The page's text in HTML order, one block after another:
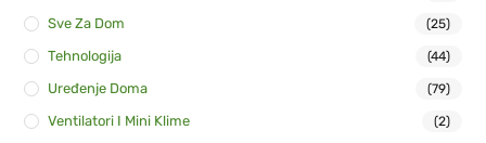
Sve Za Dom (25)
Tehnologija (44)
Uređenje Doma (79)
Ventilatori I Mini Klime (2)